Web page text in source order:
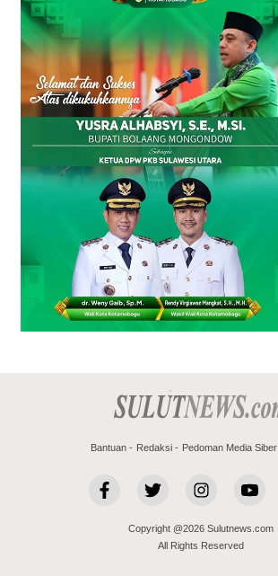
Bantuan Redaksi Pedoman Media Siber
Copyright @2026 Sulutnews.com
All Rights Reserved